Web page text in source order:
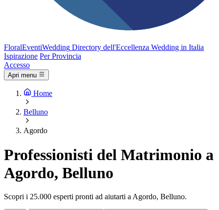
FloralEventiWedding Directory dell'Eccellenza Wedding in Italia
Ispirazione Per Provincia
Accesso
Apri menu
Home
Belluno
Agordo
Professionisti del Matrimonio a
Agordo, Belluno
Scopri i 25.000 esperti pronti ad aiutarti a Agordo, Belluno.